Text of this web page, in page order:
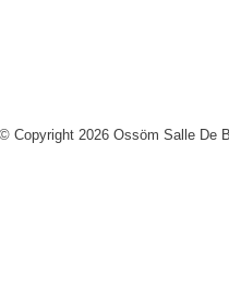
© Copyright 2026 Ossöm Salle De